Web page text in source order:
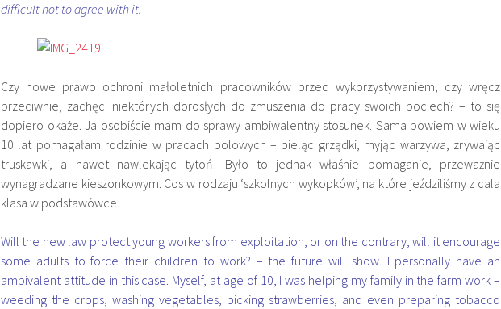
difficult not to agree with it.
Czy nowe prawo ochroni małoletnich pracowników przed wykorzystywaniem, czy wręcz
przeciwnie, zachęci niektórych dorosłych do zmuszenia do pracy swoich pociech? – to się
dopiero okaże. Ja osobiście mam do sprawy ambiwalentny stosunek. Sama bowiem w wieku
10 lat pomagałam rodzinie w pracach polowych – pieląc grządki, myjąc warzywa, zrywając
truskawki, a nawet nawlekając tytoń! Było to jednak właśnie pomaganie, przeważnie
wynagradzane kieszonkowym. Cos w rodzaju ‘szkolnych wykopków’, na które jeździliśmy z cala
klasa w podstawówce.
Will the new law protect young workers from exploitation, or on the contrary, will it encourage
some adults to force their children to work? – the future will show. I personally have an
ambivalent attitude in this case. Myself, at age of 10, I was helping my family in the farm work –
weeding the crops, washing vegetables, picking strawberries, and even preparing tobacco